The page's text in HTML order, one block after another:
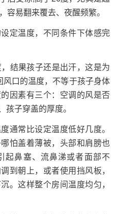
容易翻来覆去、夜醒频繁。
温度，不同条件下体感完
果孩子还是出汗，这是为
口的温度，不等于孩子身体
因素有三个：空调的风是否
孩子穿盖的厚度。
常比设定温度低好几度。
怕盖着薄被，头部和肩膀也
起鼻塞、流鼻涕或者面部不
到朝上，或者使用挡风板，
。这样整个房间温度均匀，